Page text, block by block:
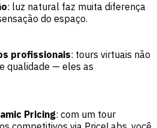
: luz natural faz muita diferença
do espaço.
profissionais: tours virtuais não
qualidade — eles as
Pricing: com um tour